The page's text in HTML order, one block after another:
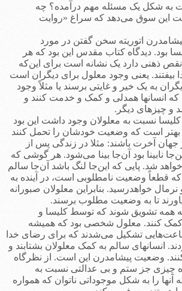
به شکل یک مسئله مهم درآمده؟ چه
این سوق می‌دهد که سراغ «روایت
اتوریته سخن گفتن در مورد
بود. دیدگاه‌ کتاب مقدس این‌ بود که هر
ذهنی دارد یک نشانه است برای این‌که
بیفتند. یعنی وجود معلول برای دیگران است
به یک خیر و غایتی برسند یا مثلاً وجود
انسانها همدلی و کمک و خدمت کنند و
و چیزهای دیگر.
نسبت به معلولان وجود داشت این بود
بهتر است که وضعیت خودشان را تحمل کنند
جهان آخرت باشند: مثلا در زندگی پس از
نابینا بود آن‌جا بینا می‌شود. هر گوشی که
خواهد شد. پایی که این‌جا لنگ باشد آن‌جا سالم
قطعاً وضعیت نامطلوبی است، در آينده به
خواهدرسید. بنابراین معلولان صبورانه
تا به وضعیت مطلوب برسند.
همه تشویق شوند که توسط کلیسا و
کنند. معلول شخصی بود که همیشه
تشکیل می‌شدند که برای رضای خدا
انسانهای سالم به کمک معلولان بشتابند و
وضعیت پیشامدرن این است. از نظرگاه
چیزی جز ستم و بی عدالتی نسبت به
را به شکل موجوداتی ناتوان که همواره